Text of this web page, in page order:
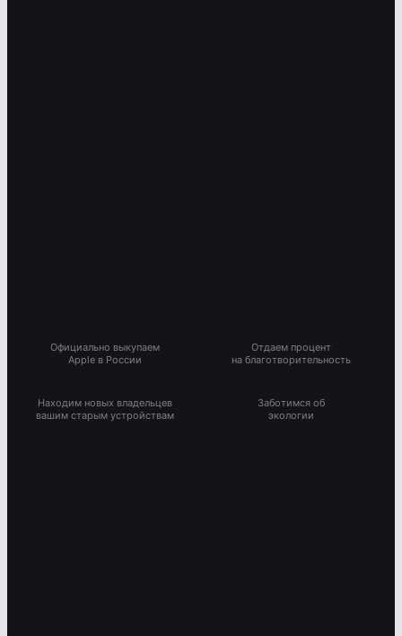
Официально выкупаем
Apple в России
Отдаем процент
на благотворительность
Находим новых владельцев
вашим старым устройствам
Заботимся об
экологии